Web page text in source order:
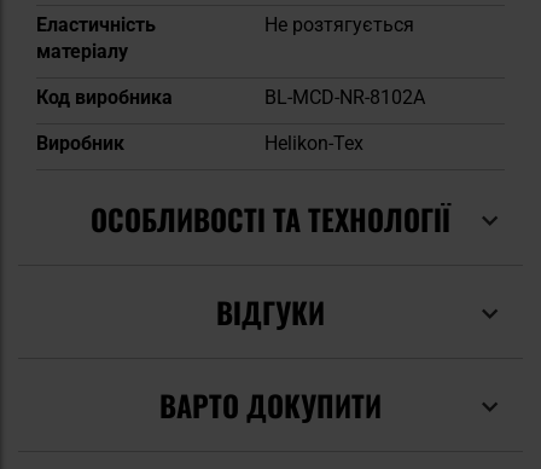
Еластичність
матеріалу
Не розтягується
Код виробника
BL-MCD-NR-8102A
Виробник
Helikon-Tex
ОСОБЛИВОСТІ ТА ТЕХНОЛОГІЇ
ВІДГУКИ
ВАРТО ДОКУПИТИ